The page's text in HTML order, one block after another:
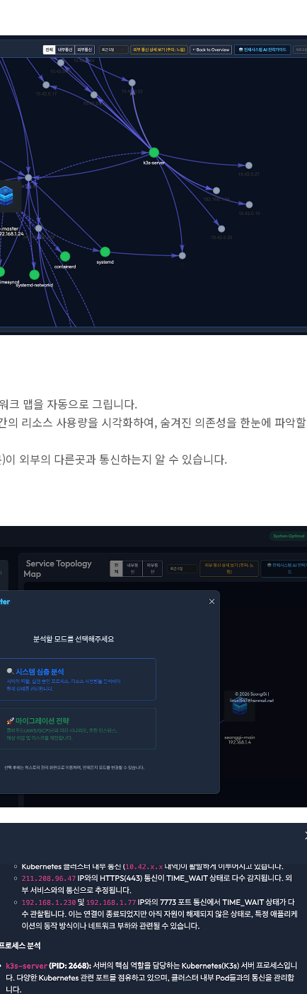
크 맵을 자동으로 그립니다.
의 리소스 사용량을 시각화하여, 숨겨진 의존성을 한눈에 파악할
외부의 다른곳과 통신하는지 알 수 있습니다.